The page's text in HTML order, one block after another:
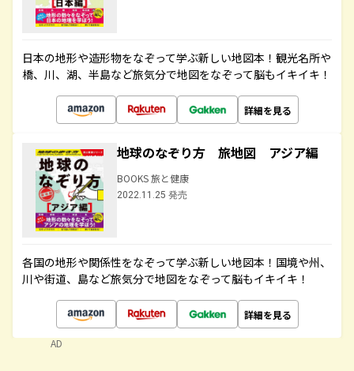
日本の地形や造形物をなぞって学ぶ新しい地図本！観光名所や
橋、川、湖、半島など旅気分で地図をなぞって脳もイキイキ！
詳細を見る
地球のなぞり方 旅地図 アジア編
BOOKS 旅と健康
2022.11.25 発売
各国の地形や関係性をなぞって学ぶ新しい地図本！国境や州、
川や街道、島など旅気分で地図をなぞって脳もイキイキ！
詳細を見る
AD